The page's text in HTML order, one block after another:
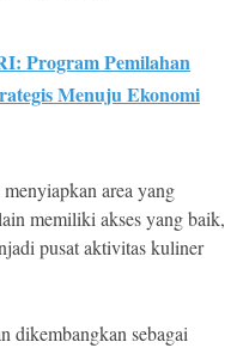
Program Pemilahan
Menuju Ekonomi
area yang
memiliki akses yang baik,
pusat aktivitas kuliner
dikembangkan sebagai